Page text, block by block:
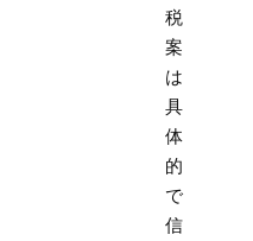
税
案
は
具
体
的
で
信